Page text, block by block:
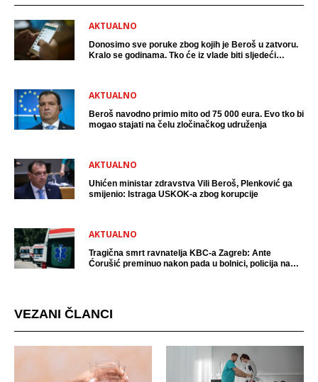
AKTUALNO
Donosimo sve poruke zbog kojih je Beroš u zatvoru.
Kralo se godinama. Tko će iz vlade biti sljedeći
AKTUALNO
Beroš navodno primio mito od 75 000 eura. Evo tko bi
mogao stajati na čelu zločinačkog udruženja
AKTUALNO
Uhićen ministar zdravstva Vili Beroš, Plenković ga
smijenio: Istraga USKOK-a zbog korupcije
AKTUALNO
Tragična smrt ravnatelja KBC-a Zagreb: Ante
Ćorušić preminuo nakon pada u bolnici, policija na
VEZANI ČLANCI